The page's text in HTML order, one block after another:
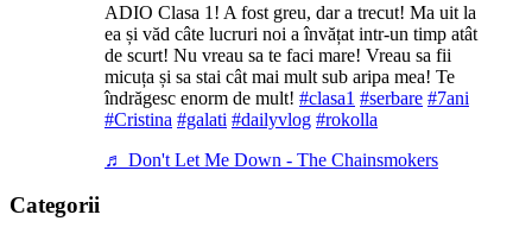
ADIO Clasa 1! A fost greu, dar a trecut! Ma uit la
ea și văd câte lucruri noi a învățat intr-un timp atât
de scurt! Nu vreau sa te faci mare! Vreau sa fii
micuța și sa stai cât mai mult sub aripa mea! Te
îndrăgesc enorm de mult! #clasa1 #serbare #7ani
#Cristina #galati #dailyvlog #rokolla
♬ Don't Let Me Down - The Chainsmokers
Categorii